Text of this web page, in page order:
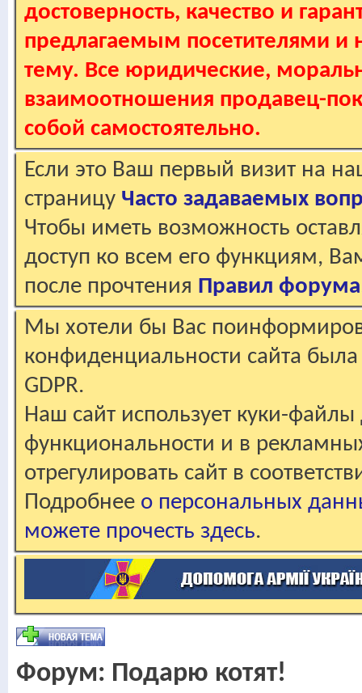
достоверность, качество и
предлагаемым посетителями и
тему. Все юридические,
взаимоотношения продавец-
собой самостоятельно.
Если это Ваш первый визит на
страницу Часто задаваемых
Чтобы иметь возможность
доступ ко всем его функциям,
после прочтения Правил форума
Мы хотели бы Вас
конфиденциальности сайта
GDPR.
Наш сайт использует куки-файлы
функциональности и в
отрегулировать сайт в
Подробнее о персональных
можете прочесть здесь.
Форум: Подарю котят!